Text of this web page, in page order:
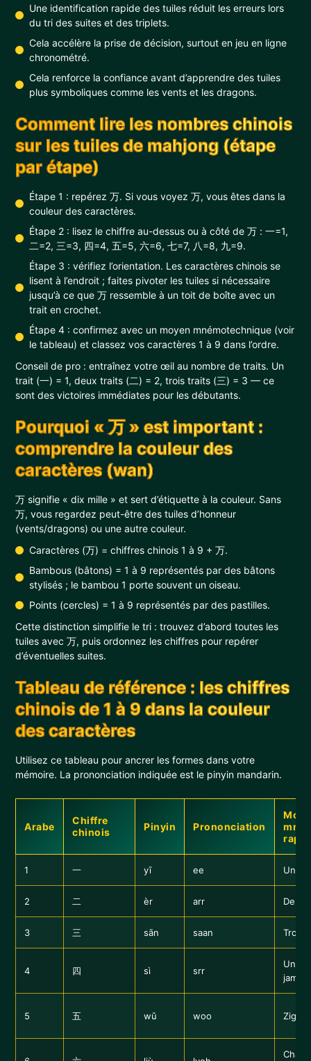
Une identification rapide des tuiles réduit les erreurs lors
du tri des suites et des triplets.
Cela accélère la prise de décision, surtout en jeu en ligne
chronométré.
Cela renforce la confiance avant d’apprendre des tuiles
plus symboliques comme les vents et les dragons.
Comment lire les nombres chinois
sur les tuiles de mahjong (étape
par étape)
Étape 1 : repérez 万. Si vous voyez 万, vous êtes dans la
couleur des caractères.
Étape 2 : lisez le chiffre au-dessus ou à côté de 万 : 一=1,
二=2, 三=3, 四=4, 五=5, 六=6, 七=7, 八=8, 九=9.
Étape 3 : vérifiez l’orientation. Les caractères chinois se
lisent à l’endroit ; faites pivoter les tuiles si nécessaire
jusqu’à ce que 万 ressemble à un toit de boîte avec un
trait en crochet.
Étape 4 : confirmez avec un moyen mnémotechnique (voir
le tableau) et classez vos caractères 1 à 9 dans l’ordre.
Conseil de pro : entraînez votre œil au nombre de traits. Un
trait (一) = 1, deux traits (二) = 2, trois traits (三) = 3 — ce
sont des victoires immédiates pour les débutants.
Pourquoi « 万 » est important :
comprendre la couleur des
caractères (wan)
万 signifie « dix mille » et sert d’étiquette à la couleur. Sans
万, vous regardez peut-être des tuiles d’honneur
(vents/dragons) ou une autre couleur.
Caractères (万) = chiffres chinois 1 à 9 + 万.
Bambous (bâtons) = 1 à 9 représentés par des bâtons
stylisés ; le bambou 1 porte souvent un oiseau.
Points (cercles) = 1 à 9 représentés par des pastilles.
Cette distinction simplifie le tri : trouvez d’abord toutes les
tuiles avec 万, puis ordonnez les chiffres pour repérer
d’éventuelles suites.
Tableau de référence : les chiffres
chinois de 1 à 9 dans la couleur
des caractères
Utilisez ce tableau pour ancrer les formes dans votre
mémoire. La prononciation indiquée est le pinyin mandarin.
Arabe
Chiffre
chinois
Pinyin Prononciation
1 一 yī ee Une
2 二 èr arr Deux
3 三 sān saan Trois
4 四 sì srr
Un
5 五 wǔ woo